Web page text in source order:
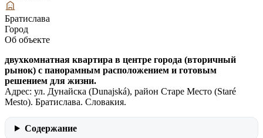
Братислава
Город
Об объекте
двухкомнатная квартира в центре города (вторичный
рынок) с панорамным расположением и готовым
решением для жизни.
Aдрес: ул. Дунайска (Dunajská), район Старе Место (Staré
Mesto). Братислава. Словакия.
Содержание